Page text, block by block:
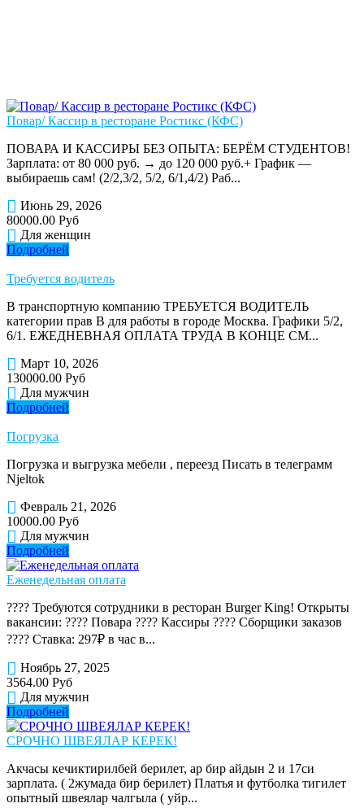
Повар/ Кассир в ресторане Ростикс (КФС)
ПОВАРА И КАССИРЫ БЕЗ ОПЫТА: БЕРЁМ СТУДЕНТОВ!
Зарплата: от 80 000 руб. → до 120 000 руб.+ График —
выбираешь сам! (2/2,3/2, 5/2, 6/1,4/2) Раб...
Июнь 29, 2026
80000.00 Руб
Для женщин
Подробней
Требуется водитель
В транспортную компанию ТРЕБУЕТСЯ ВОДИТЕЛЬ
категории прав В для работы в городе Москва. Графики 5/2,
6/1. ЕЖЕДНЕВНАЯ ОПЛАТА ТРУДА В КОНЦЕ СМ...
Март 10, 2026
130000.00 Руб
Для мужчин
Подробней
Погрузка
Погрузка и выгрузка мебели , переезд Писать в телеграмм
Njeltok
Февраль 21, 2026
10000.00 Руб
Для мужчин
Подробней
Еженедельная оплата
???? Требуются сотрудники в ресторан Burger King! Открыты
вакансии: ???? Повара ???? Кассиры ???? Сборщики заказов
???? Ставка: 297₽ в час в...
Ноябрь 27, 2025
3564.00 Руб
Для мужчин
Подробней
СРОЧНО ШВЕЯЛАР КЕРЕК!
Акчасы кечиктирилбей берилет, ар бир айдын 2 и 17си
зарплата. ( 2жумада бир берилет) Платья и футболка тигилет
опытный швеялар чалгыла ( уйр...